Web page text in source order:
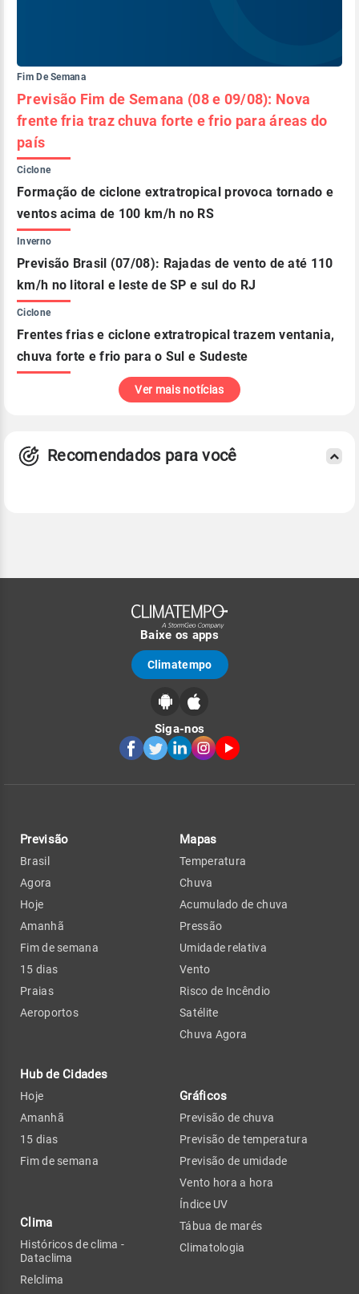
Fim De Semana
Previsão Fim de Semana (08 e 09/08): Nova
frente fria traz chuva forte e frio para áreas do
país
Ciclone
Formação de ciclone extratropical provoca tornado e
ventos acima de 100 km/h no RS
Inverno
Previsão Brasil (07/08): Rajadas de vento de até 110
km/h no litoral e leste de SP e sul do RJ
Ciclone
Frentes frias e ciclone extratropical trazem ventania,
chuva forte e frio para o Sul e Sudeste
Ver mais notícias
Recomendados para você
Baixe os apps
Climatempo
Siga-nos
Previsão
Brasil
Agora
Hoje
Amanhã
Fim de semana
15 dias
Praias
Aeroportos
Hub de Cidades
Hoje
Amanhã
15 dias
Fim de semana
Clima
Históricos de clima -
Dataclima
Relclima
Mapas
Temperatura
Chuva
Acumulado de chuva
Pressão
Umidade relativa
Vento
Risco de Incêndio
Satélite
Chuva Agora
Gráficos
Previsão de chuva
Previsão de temperatura
Previsão de umidade
Vento hora a hora
Índice UV
Tábua de marés
Climatologia